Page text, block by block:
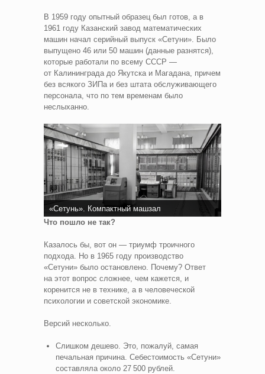
В 1959 году опытный образец был готов, а в
1961 году Казанский завод математических
машин начал серийный выпуск «Сетуни». Было
выпущено 46 или 50 машин (данные разнятся),
которые работали по всему СССР —
от Калининграда до Якутска и Магадана, причем
без всякого ЗИПа и без штата обслуживающего
персонала, что по тем временам было
неслыханно.
«Сетунь». Компактный машзал
Что пошло не так?
Казалось бы, вот он — триумф троичного
подхода. Но в 1965 году производство
«Сетуни» было остановлено. Почему? Ответ
на этот вопрос сложнее, чем кажется, и
коренится не в технике, а в человеческой
психологии и советской экономике.
Версий несколько.
Слишком дешево. Это, пожалуй, самая
печальная причина. Себестоимость «Сетуни»
составляла около 27 500 рублей.